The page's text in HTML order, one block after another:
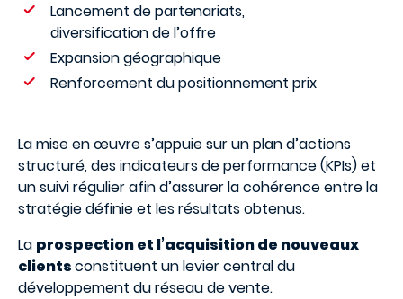
Lancement de partenariats,
diversification de l’offre
Expansion géographique
Renforcement du positionnement prix
La mise en œuvre s’appuie sur un plan d’actions
structuré, des indicateurs de performance (KPIs) et
un suivi régulier afin d’assurer la cohérence entre la
stratégie définie et les résultats obtenus.
La prospection et l’acquisition de nouveaux
clientsconstituent un levier central du
développement du réseau de vente.